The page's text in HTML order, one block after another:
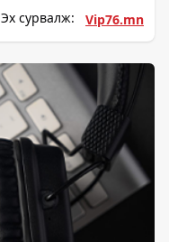
Эх сурвалж: Vip76.mn